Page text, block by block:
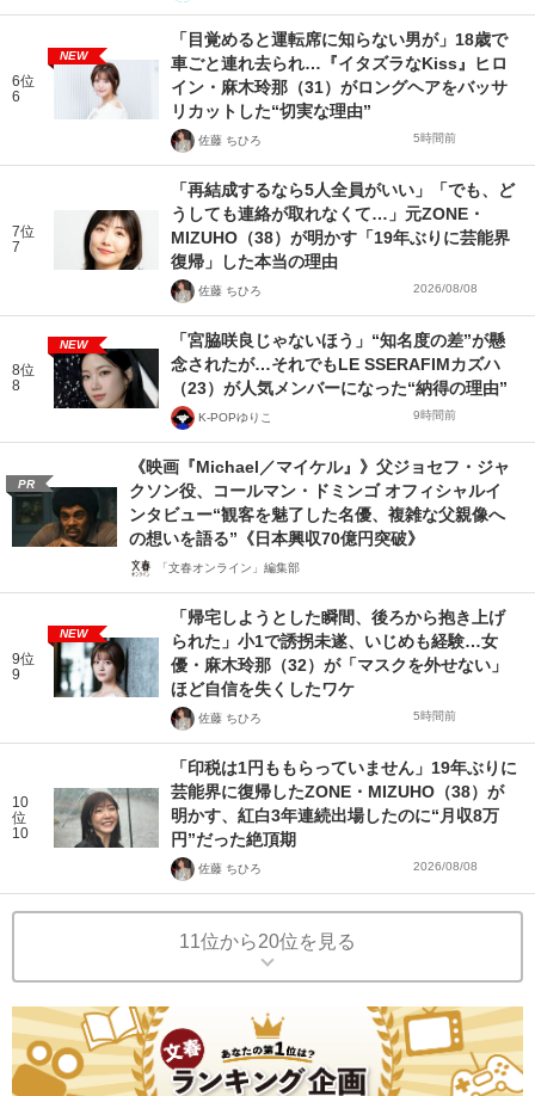
6位
6
NEW
「目覚めると運転席に知らない男が」18歳で
車ごと連れ去られ…『イタズラなKiss』ヒロ
イン・麻木玲那（31）がロングヘアをバッサ
リカットした“切実な理由”
佐藤 ちひろ 5時間前
7位
7
「再結成するなら5人全員がいい」「でも、ど
うしても連絡が取れなくて…」元ZONE・
MIZUHO（38）が明かす「19年ぶりに芸能界
復帰」した本当の理由
佐藤 ちひろ 2026/08/08
8位
8
NEW
「宮脇咲良じゃないほう」“知名度の差”が懸
念されたが…それでもLE SSERAFIMカズハ
（23）が人気メンバーになった“納得の理由”
K-POPゆりこ 9時間前
PR
《映画『Michael／マイケル』》父ジョセフ・ジャ
クソン役、コールマン・ドミンゴ オフィシャルイ
ンタビュー“観客を魅了した名優、複雑な父親像へ
の想いを語る”《日本興収70億円突破》
「文春オンライン」編集部
9位
9
NEW
「帰宅しようとした瞬間、後ろから抱き上げ
られた」小1で誘拐未遂、いじめも経験…女
優・麻木玲那（32）が「マスクを外せない」
ほど自信を失くしたワケ
佐藤 ちひろ 5時間前
10
位
10
「印税は1円ももらっていません」19年ぶりに
芸能界に復帰したZONE・MIZUHO（38）が
明かす、紅白3年連続出場したのに“月収8万
円”だった絶頂期
佐藤 ちひろ 2026/08/08
11位から20位を見る